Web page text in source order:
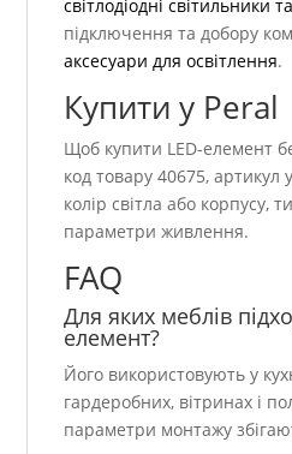
світлодіодні світильники
підключення та добору
аксесуари для освітлення.
Купити у Peral
Щоб купити LED-елемент
код товару 40675, артикул
колір світла або корпусу,
параметри живлення.
FAQ
Для яких меблів
елемент?
Його використовують у
гардеробних, вітринах і
параметри монтажу